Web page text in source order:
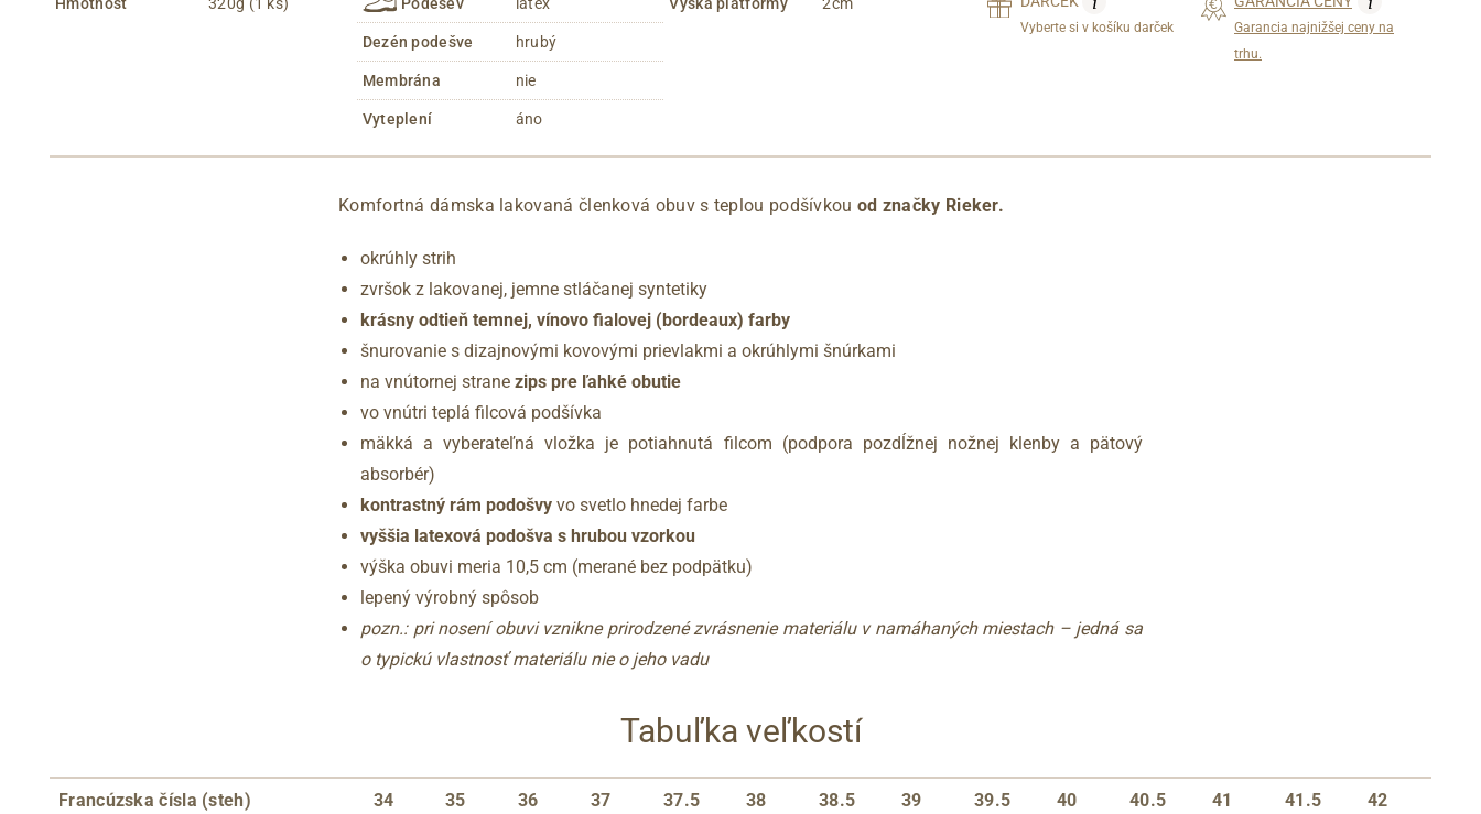
Dezén podešve hrubý
Membrána nie
Vyteplení áno
Vyberte si v košíku darček
Garancia najnižšej ceny na
trhu.
Komfortná dámska lakovaná členková obuv s teplou podšívkou od značky Rieker.
okrúhly strih
zvršok z lakovanej, jemne stláčanej syntetiky
krásny odtieň temnej, vínovo fialovej (bordeaux) farby
šnurovanie s dizajnovými kovovými prievlakmi a okrúhlymi šnúrkami
na vnútornej strane zips pre ľahké obutie
vo vnútri teplá filcová podšívka
mäkká a vyberateľná vložka je potiahnutá filcom (podpora pozdĺžnej nožnej klenby a pätový
absorbér)
kontrastný rám podošvy vo svetlo hnedej farbe
vyššia latexová podošva s hrubou vzorkou
výška obuvi meria 10,5 cm (merané bez podpätku)
lepený výrobný spôsob
pozn.: pri nosení obuvi vznikne prirodzené zvrásnenie materiálu v namáhaných miestach – jedná sa
o typickú vlastnosť materiálu nie o jeho vadu
Tabuľka veľkostí
Francúzska čísla (steh) 34 35 36 37 37.5 38 38.5 39 39.5 40 40.5 41 41.5 42